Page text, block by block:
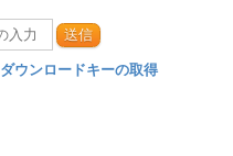
送信
ダウンロードキーの取得